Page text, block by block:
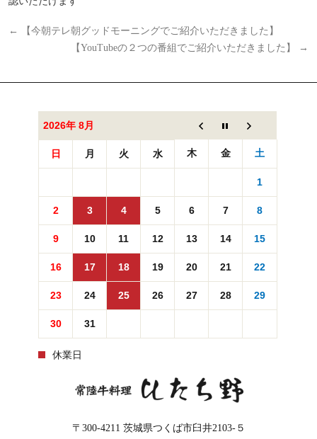
←
【今朝テレ朝グッドモーニングでご紹介いただきました】
【YouTubeの２つの番組でご紹介いただきました】
→
2026年 8月
日 月 火 水 木 金 土
1
2 3 4 5 6 7 8
9 10 11 12 13 14 15
16 17 18 19 20 21 22
23 24 25 26 27 28 29
30 31
休業日
〒300-4211 茨城県つくば市臼井2103-５